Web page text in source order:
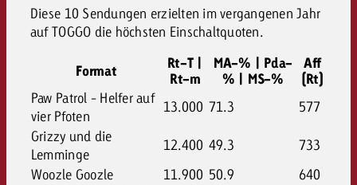
Diese 10 Sendungen erzielten im vergangenen Jahr
auf TOGGO die höchsten Einschaltquoten.
Format
Rt-T |
Rt-m
MA-% | Pda-
% | MS-%
Aff
(Rt)
Paw Patrol - Helfer auf
vier Pfoten
13.000 71.3
577
Grizzy und die
Lemminge
12.400 49.3
733
Woozle Goozle
11.900 50.9
640